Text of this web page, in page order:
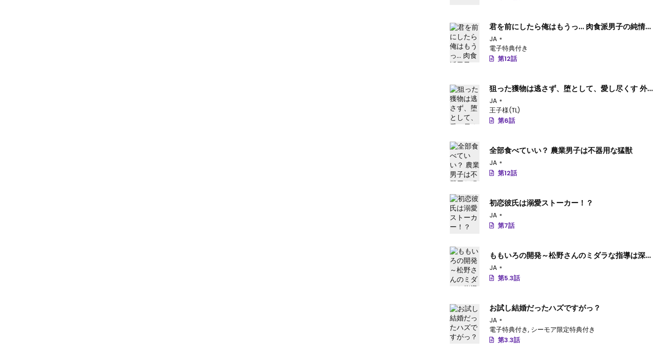
君を前にしたら俺はもうっ… 肉食派男子の純情な
欲情
JA
電子特典付き
第12話
狙った獲物は逃さず、堕として、愛し尽くす 外国
人彼のみだらな愛撫に溶かされて…
JA
王子様(TL)
第6話
全部食べていい？ 農業男子は不器用な猛獣
JA
第12話
初恋彼氏は溺愛ストーカー！？
JA
第7話
ももいろの開発～松野さんのミダラな指導は深夜
まで～
JA
第5.3話
お試し結婚だったハズですがっ？
JA
電子特典付き, シーモア限定特典付き
第3.3話